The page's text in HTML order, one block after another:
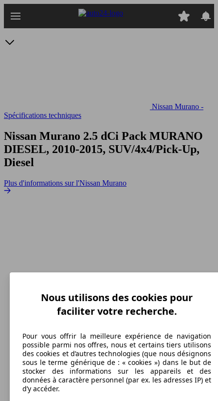
au
Nissan Murano -
Spécifications techniques
Nissan Murano 2.5 dCi Pack MURANO
DIESEL, 2010-2015, SUV/4x4/Pick-Up,
Diesel
Plus d'informations sur l'Nissan Murano
Diesel
Carburant
Nous utilisons des cookies pour
faciliter votre recherche.
Pour vous offrir la meilleure expérience de navigation
possible parmi nos offres, nous et certains tiers utilisons
des cookies et d’autres technologies (que nous désignons
sous le terme générique de : « cookies ») dans le but de
stocker des informations sur les appareils et des
données à caractère personnel (par ex. les adresses IP) et
d’y accéder.